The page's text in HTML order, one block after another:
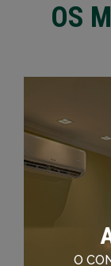
OS
O